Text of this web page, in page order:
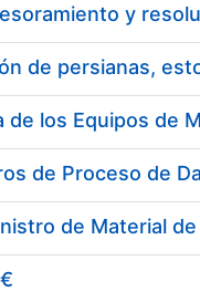
de persianas,